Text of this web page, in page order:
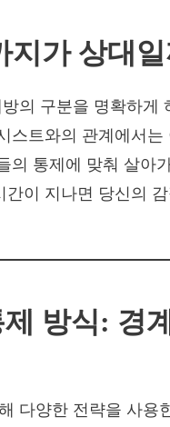
지가 상대일
의 구분을 명확하게
스트와의 관계에서는
의 통제에 맞춰 살아
이 지나면 당신의
방식: 경
다양한 전략을 사용